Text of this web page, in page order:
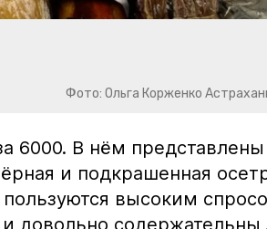
Фото: Ольга Корженко
6000. В нём представлены
и подкрашенная
высоким
довольно содержательны